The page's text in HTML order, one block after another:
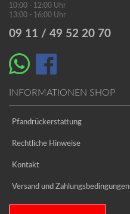
10:00 - 12:00 Uhr
13:00 - 16:00 Uhr
09 11 / 49 52 20 70
INFORMATIONEN SHOP
Pfandrückerstattung
Rechtliche Hinweise
Kontakt
Versand und Zahlungsbedingungen